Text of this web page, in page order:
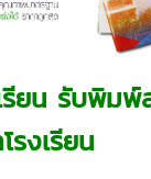
ยน รับพิมพ์
งเรียน